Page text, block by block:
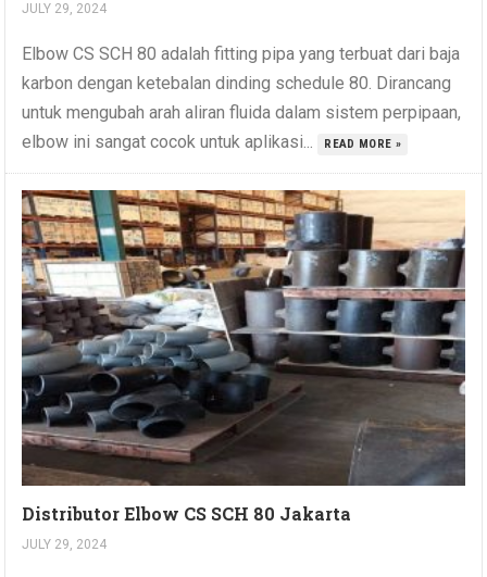
JULY 29, 2024
Elbow CS SCH 80 adalah fitting pipa yang terbuat dari baja
karbon dengan ketebalan dinding schedule 80. Dirancang
untuk mengubah arah aliran fluida dalam sistem perpipaan,
elbow ini sangat cocok untuk aplikasi...
READ MORE »
Distributor Elbow CS SCH 80 Jakarta
JULY 29, 2024